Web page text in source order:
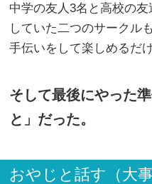
中学の友人3名と高校の
していた二つのサークル
手伝いをして楽しめるだ
そして最後にやった
と」だった。
おやじと話す（大